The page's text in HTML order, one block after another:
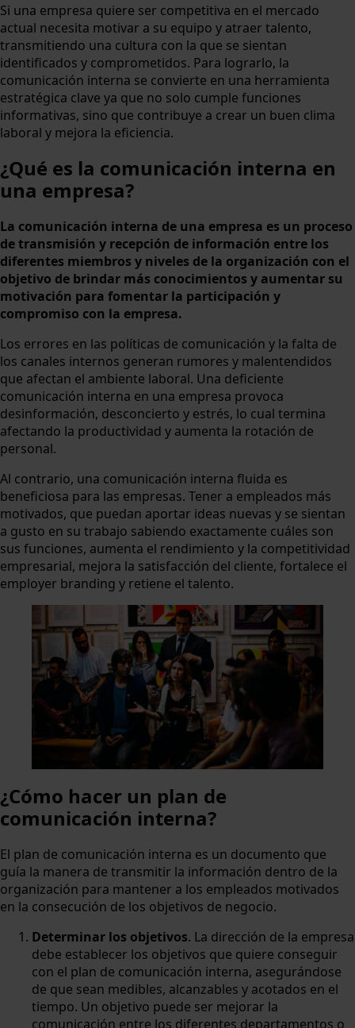
Si una empresa quiere ser competitiva en el mercado
actual necesita motivar a su equipo y atraer talento,
transmitiendo una cultura con la que se sientan
identificados y comprometidos. Para lograrlo, la
comunicación interna se convierte en una herramienta
estratégica clave ya que no solo cumple funciones
informativas, sino que contribuye a crear un buen clima
laboral y mejora la eficiencia.
¿Qué es la comunicación interna en
una empresa?
La comunicación interna de una empresa es un proceso
de transmisión y recepción de información entre los
diferentes miembros y niveles de la organización con el
objetivo de brindar más conocimientos y aumentar su
motivación para fomentar la participación y
compromiso con la empresa.
Los errores en las políticas de comunicación y la falta de
los canales internos generan rumores y malentendidos
que afectan el ambiente laboral. Una deficiente
comunicación interna en una empresa provoca
desinformación, desconcierto y estrés, lo cual termina
afectando la productividad y aumenta la rotación de
personal.
Al contrario, una comunicación interna fluida es
beneficiosa para las empresas. Tener a empleados más
motivados, que puedan aportar ideas nuevas y se sientan
a gusto en su trabajo sabiendo exactamente cuáles son
sus funciones, aumenta el rendimiento y la competitividad
empresarial, mejora la satisfacción del cliente, fortalece el
employer branding y retiene el talento.
¿Cómo hacer un plan de
comunicación interna?
El plan de comunicación interna es un documento que
guía la manera de transmitir la información dentro de la
organización para mantener a los empleados motivados
en la consecución de los objetivos de negocio.
Determinar los objetivos. La dirección de la empresa
debe establecer los objetivos que quiere conseguir
con el plan de comunicación interna, asegurándose
de que sean medibles, alcanzables y acotados en el
tiempo. Un objetivo puede ser mejorar la
comunicación entre los diferentes departamentos o